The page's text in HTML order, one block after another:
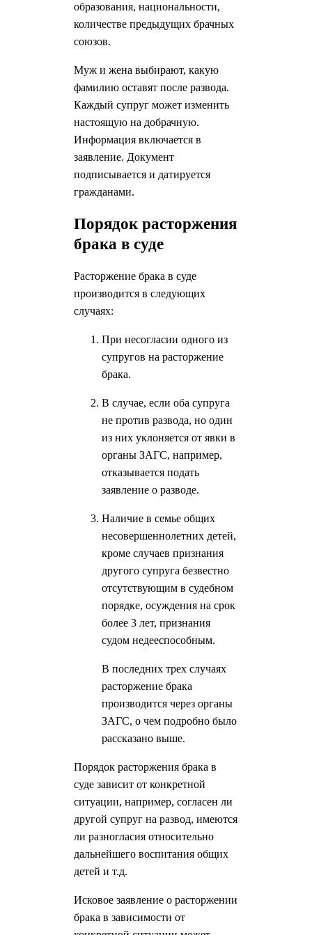
образования, национальности,
количестве предыдущих брачных
союзов.
Муж и жена выбирают, какую
фамилию оставят после развода.
Каждый супруг может изменить
настоящую на добрачную.
Информация включается в
заявление. Документ
подписывается и датируется
гражданами.
Порядок расторжения
брака в суде
Расторжение брака в суде
производится в следующих
случаях:
При несогласии одного из
супругов на расторжение
брака.
В случае, если оба супруга
не против развода, но один
из них уклоняется от явки в
органы ЗАГС, например,
отказывается подать
заявление о разводе.
Наличие в семье общих
несовершеннолетних детей,
кроме случаев признания
другого супруга безвестно
отсутствующим в судебном
порядке, осуждения на срок
более 3 лет, признания
судом недееспособным.
В последних трех случаях
расторжение брака
производится через органы
ЗАГС, о чем подробно было
рассказано выше.
Порядок расторжения брака в
суде зависит от конкретной
ситуации, например, согласен ли
другой супруг на развод, имеются
ли разногласия относительно
дальнейшего воспитания общих
детей и т.д.
Исковое заявление о расторжении
брака в зависимости от